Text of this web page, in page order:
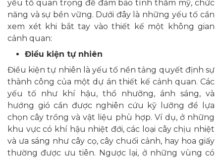
yếu tố quan trọng để đảm bảo tính thẩm mỹ, chức
năng và sự bền vững. Dưới đây là những yếu tố cần
xem xét khi bắt tay vào thiết kế một không gian
cảnh quan:
Điều kiện tự nhiên
Điều kiện tự nhiên là yếu tố nền tảng quyết định sự
thành công của một dự án thiết kế cảnh quan. Các
yếu tố như khí hậu, thổ nhưỡng, ánh sáng, và
hướng gió cần được nghiên cứu kỹ lưỡng để lựa
chọn cây trồng và vật liệu phù hợp. Ví dụ, ở những
khu vực có khí hậu nhiệt đới, các loại cây chịu nhiệt
và ưa sáng như cây cọ, cây chuối cảnh, hay hoa giấy
thường được ưu tiên. Ngược lại, ở những vùng có